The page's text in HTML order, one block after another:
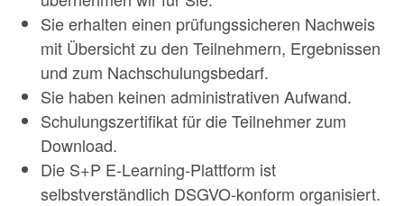
Sie erhalten einen prüfungssicheren Nachweis
mit Übersicht zu den Teilnehmern, Ergebnissen
und zum Nachschulungsbedarf.
Sie haben keinen administrativen Aufwand.
Schulungszertifikat für die Teilnehmer zum
Download.
Die S+P E-Learning-Plattform ist
selbstverständlich DSGVO-konform organisiert.